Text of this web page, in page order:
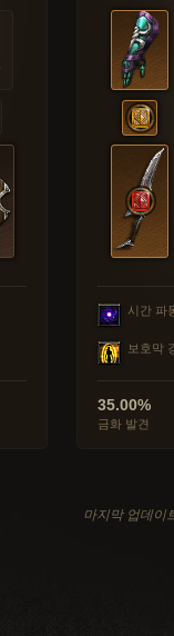
시간 파
보호막
35.00%
금화 발견
마지막 업데이